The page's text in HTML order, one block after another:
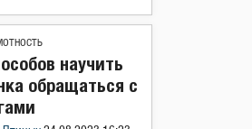
научить
обращаться с